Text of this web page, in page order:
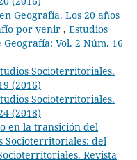
Geografía. Los 20 años
por venir , Estudios
Vol. 2 Núm. 16
Socioterritoriales.
(2016)
Socioterritoriales.
(2018)
en la transición del
Socioterritoriales: del
Revista